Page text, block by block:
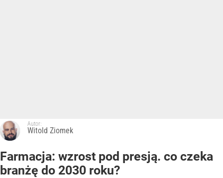
Autor:
Witold Ziomek
Farmacja: wzrost pod presją. co czeka
branżę do 2030 roku?